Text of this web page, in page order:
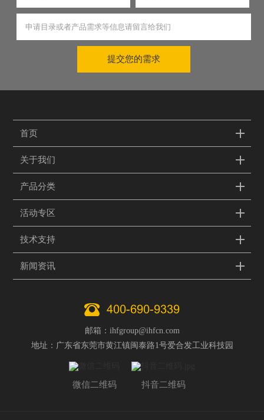
提交您的需求
首页
关于我们
产品分类
活动专区
技术支持
新闻资讯
400-690-9339
邮箱：ihfgroup@ihfcn.com
地址：广东省东莞市黄江镇闽泰路1号爱合发工业科技园
微信二维码 抖音二维码